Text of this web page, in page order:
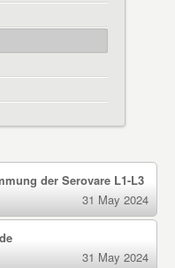
der Serovare L1-L3
31 May 2024
31 May 2024